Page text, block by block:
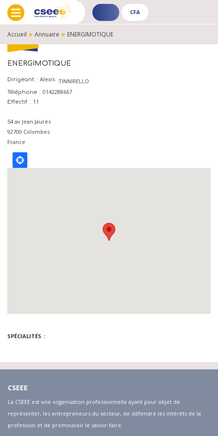
ADHÉRENT
-
PUBLIC
CFA
PUBLIC
CFA
FIL
Accueil ➤Annuaire ➤ ENERGIMOTIQUE
ENERGIMOTIQUE
Dirigeant Alexis TINNIRELLO
Téléphone 0142288667
Effectif 11
54 av Jean Jaurès
92700 Colombes
France
SPÉCIALITÉS
CSEEE
La CSEEE est une organisation professionnelle ayant pour objet de
représenter, les entrepreneurs du secteur, de défendre les intérêts de la
profession et de promouvoir le savoir-faire.